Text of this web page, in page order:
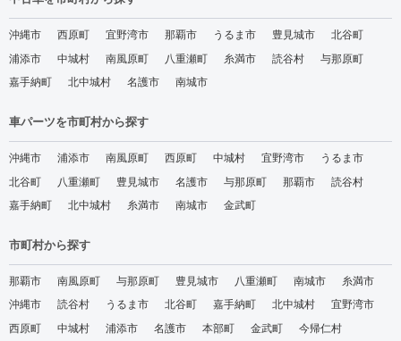
沖縄市 西原町 宜野湾市 那覇市 うるま市 豊見城市
北谷町
浦添市
中城村 南風原町 八重瀬町 糸満市 読谷村
与那原町
嘉手納町
北中城村 名護市 南城市
車パーツを市町村から探す
沖縄市 浦添市 南風原町 西原町 中城村 宜野湾市
うるま市
北谷町
八重瀬町 豊見城市 名護市 与那原町 那覇市
読谷村
嘉手納町
北中城村 糸満市 南城市 金武町
市町村から探す
那覇市 南風原町 与那原町 豊見城市 八重瀬町 南城市
糸満市
沖縄市
読谷村 うるま市 北谷町 嘉手納町 北中城村
宜野湾市
西原町
中城村 浦添市 名護市 本部町 金武町
今帰仁村